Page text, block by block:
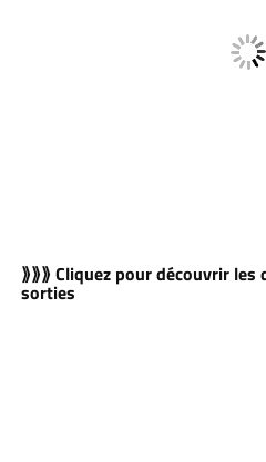
⟫⟫⟫ Cliquez pour découvrir les
sorties